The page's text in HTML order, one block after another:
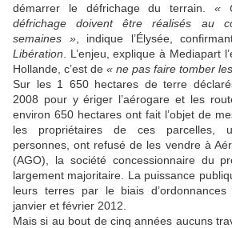
démarrer le défrichage du terrain. «
défrichage doivent être réalisés au
semaines », indique l’Élysée,
Libération . L’enjeu, explique à Mediapart
Hollande, c’est de « ne pas faire tomber
Sur les 1 650 hectares de terre
2008 pour y ériger l’aérogare et les
environ 650 hectares ont fait l’objet de
les propriétaires de ces parcelles,
personnes, ont refusé de les vendre à
(AGO), la société concessionnaire du
largement majoritaire. La puissance
leurs terres par le biais d’ordonnances
janvier et février 2012.
Mais si au bout de cinq années aucuns